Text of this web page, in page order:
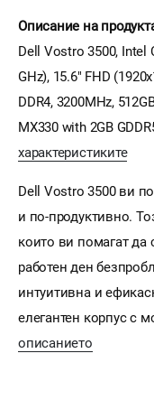
Описание на
Dell Vostro 3500, Intel
GHz), 15.6" FHD
DDR4, 3200MHz,
MX330 with 2GB
характеристиките
Dell Vostro 3500 ви
и по-продуктивно.
които ви помагат да
работен ден
интуитивна и
елегантен корпус с
описанието